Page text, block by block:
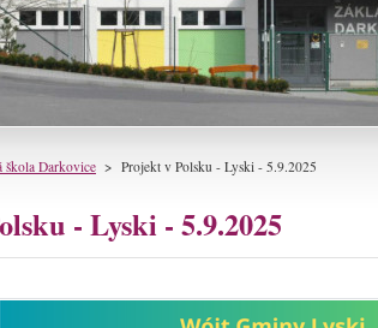
škola Darkovice > Projekt v Polsku - Lyski - 5.9.2025
- Lyski - 5.9.2025